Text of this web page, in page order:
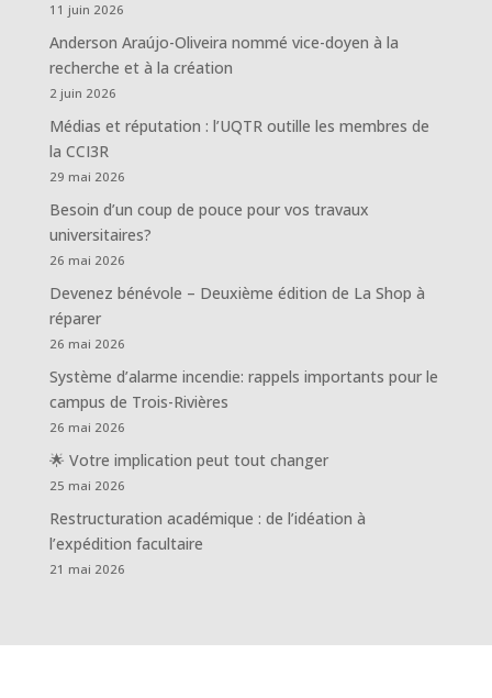
11 juin 2026
Anderson Araújo-Oliveira nommé vice-doyen à la
recherche et à la création
2 juin 2026
Médias et réputation : l’UQTR outille les membres de
la CCI3R
29 mai 2026
Besoin d’un coup de pouce pour vos travaux
universitaires?
26 mai 2026
Devenez bénévole – Deuxième édition de La Shop à
réparer
26 mai 2026
Système d’alarme incendie: rappels importants pour le
campus de Trois-Rivières
26 mai 2026
🌟 Votre implication peut tout changer
25 mai 2026
Restructuration académique : de l’idéation à
l’expédition facultaire
21 mai 2026